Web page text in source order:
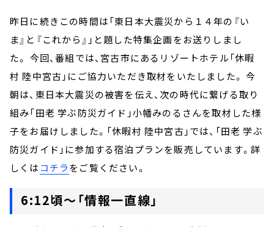
昨日に続きこの時間は「東日本大震災から１４年の『い
ま』と『これから』」と題した特集企画をお送りしまし
た。 今回、番組では、宮古市にあるリゾートホテル「休暇
村 陸中宮古」にご協力いただき取材をいたしました。 今
朝は、東日本大震災の被害を伝え、次の時代に繋げる取り
組み「田老 学ぶ防災ガイド」小幡みのるさんを取材した様
子をお届けしました。「休暇村 陸中宮古」では、「田老 学ぶ
防災ガイド」に参加する宿泊プランを販売しています。詳
しくは コチラをご覧ください。
6:12頃～「情報一直線」